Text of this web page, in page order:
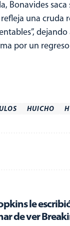
Bonavides
una cruda
por un
HUICHO
le
de ver